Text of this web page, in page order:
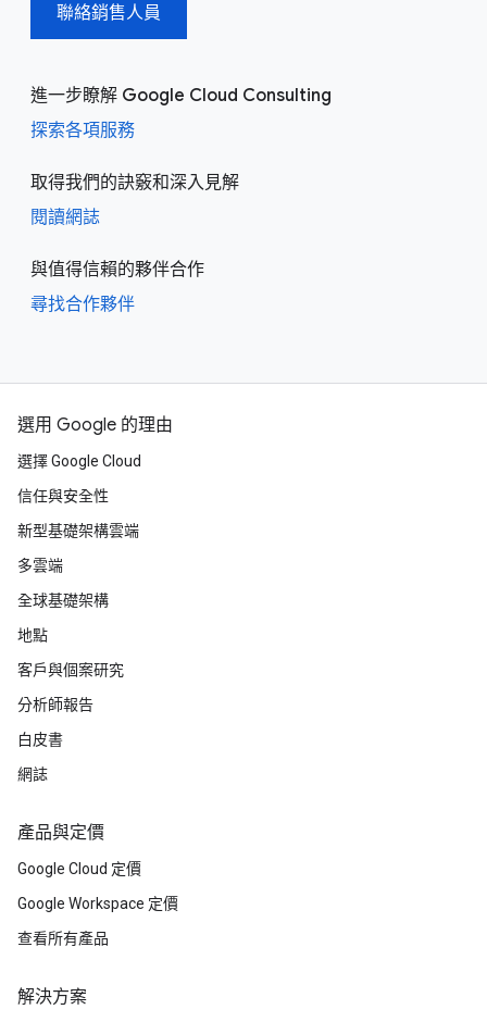
聯絡銷售人員
進一步瞭解 Google Cloud Consulting
探索各項服務
取得我們的訣竅和深入見解
閱讀網誌
與值得信賴的夥伴合作
尋找合作夥伴
選用 Google 的理由
選擇 Google Cloud
信任與安全性
新型基礎架構雲端
多雲端
全球基礎架構
地點
客戶與個案研究
分析師報告
白皮書
網誌
產品與定價
Google Cloud 定價
Google Workspace 定價
查看所有產品
解決方案